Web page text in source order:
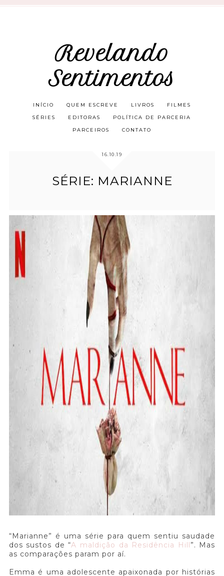
Revelando
Sentimentos
INÍCIO QUEM ESCREVE LIVROS FILMES
SÉRIES EDITORAS POLÍTICA DE PARCERIA
PARCEIROS CONTATO
16.10.19
SÉRIE: MARIANNE
“Marianne” é uma série para quem sentiu saudade
dos sustos de “A maldição da Residência Hill”. Mas
as comparações param por aí.
Emma é uma adolescente apaixonada por histórias